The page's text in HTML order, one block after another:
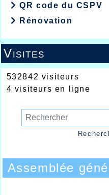
QR code du CSPV
Rénovation
Visites
532842 visiteurs
4 visiteurs en ligne
Assemblée